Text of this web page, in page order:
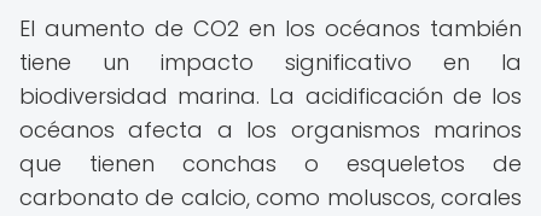
El aumento de CO2 en los océanos también
tiene un impacto significativo en la
biodiversidad marina. La acidificación de los
océanos afecta a los organismos marinos
que tienen conchas o esqueletos de
carbonato de calcio, como moluscos, corales